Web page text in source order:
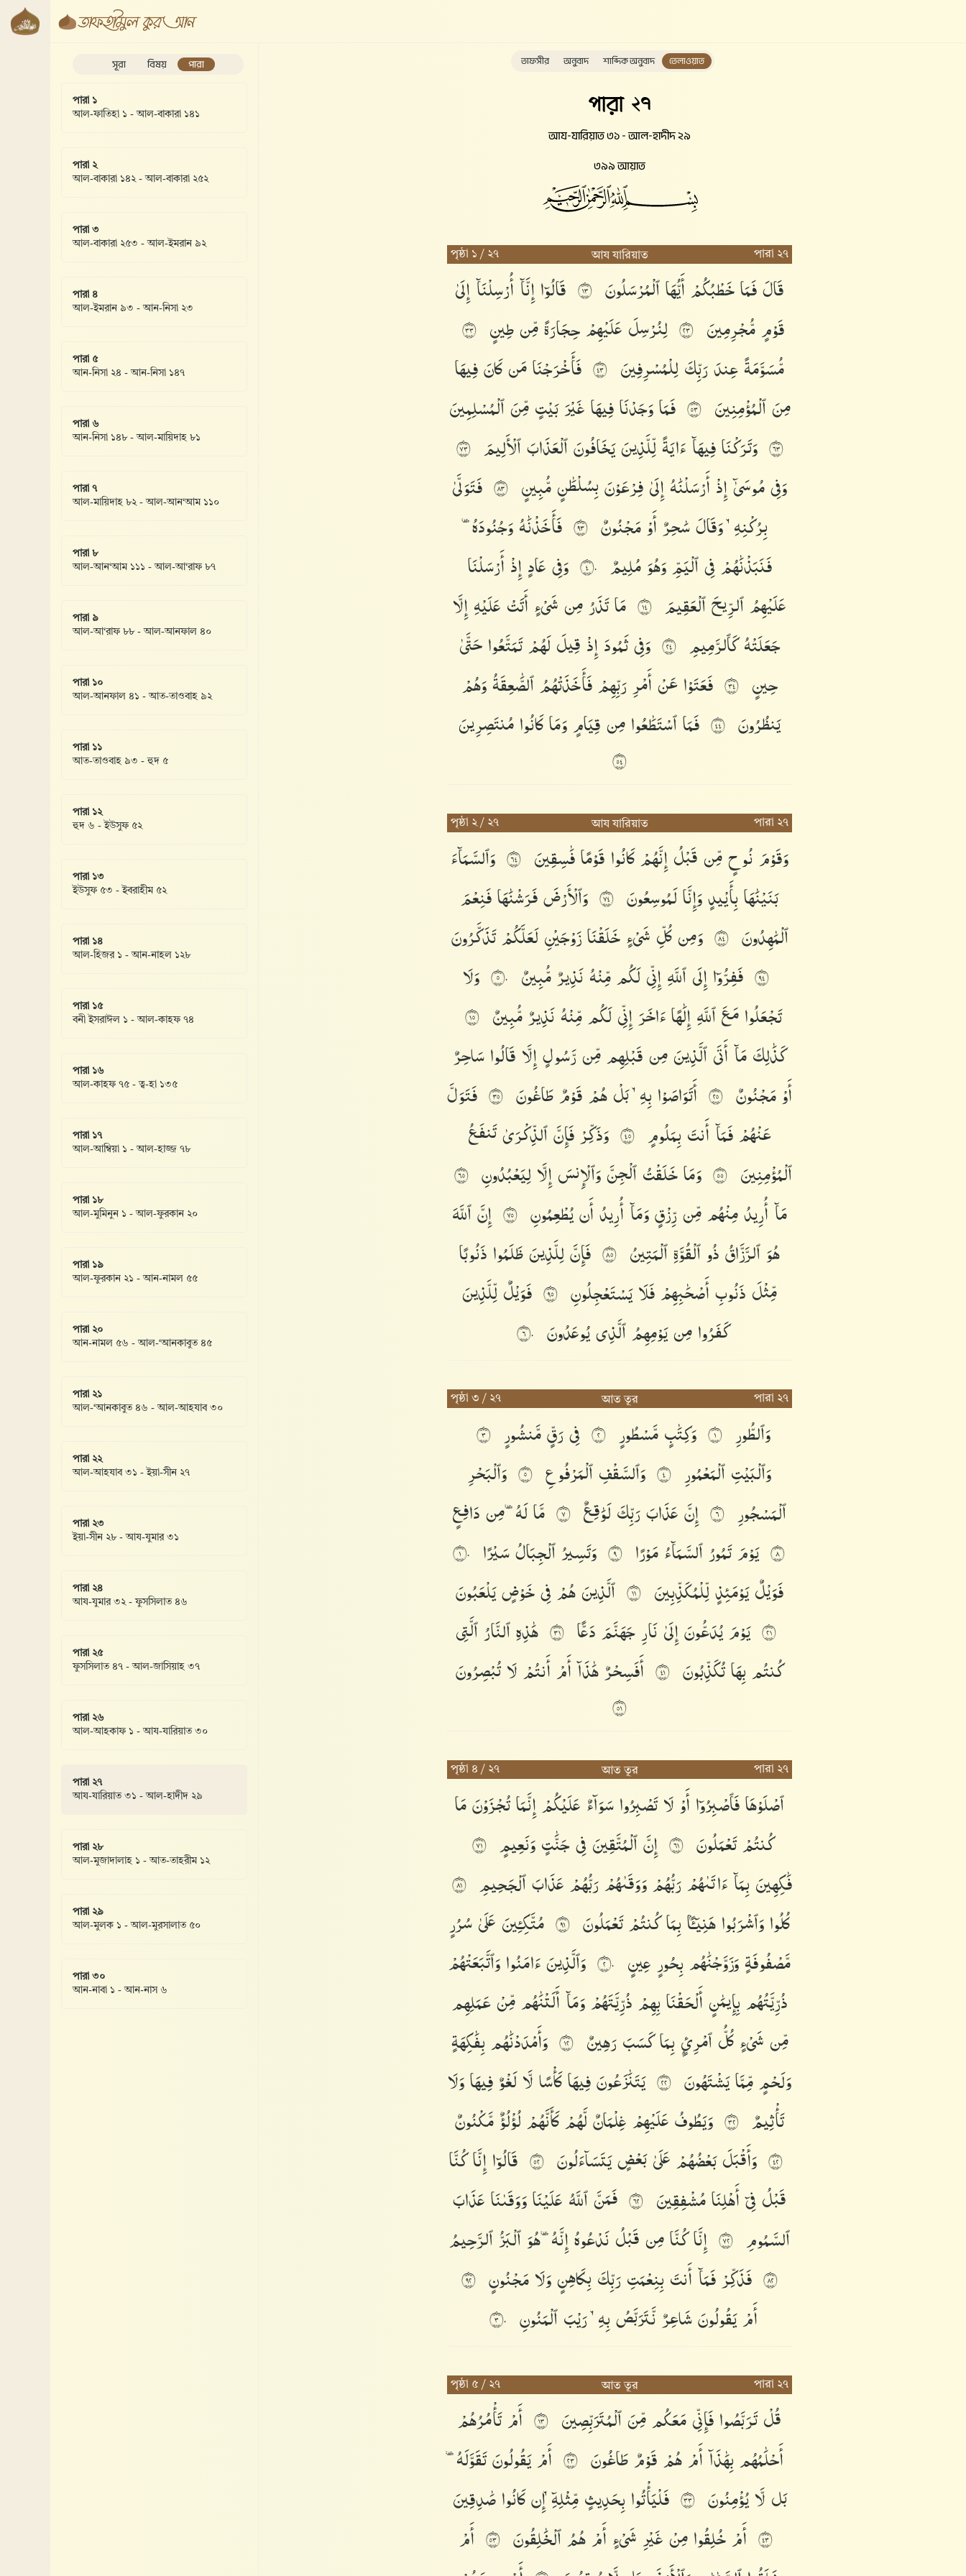
সূরা বিষয় পারা
পারা ১
আল-ফাতিহা ১ - আল-বাকারা ১৪১
পারা ২
আল-বাকারা ১৪২ - আল-বাকারা ২৫২
পারা ৩
আল-বাকারা ২৫৩ - আল-ইমরান ৯২
পারা ৪
আল-ইমরান ৯৩ - আন-নিসা ২৩
পারা ৫
আন-নিসা ২৪ - আন-নিসা ১৪৭
পারা ৬
আন-নিসা ১৪৮ - আল-মায়িদাহ ৮১
পারা ৭
আল-মায়িদাহ ৮২ - আল-আন‘আম ১১০
পারা ৮
আল-আন‘আম ১১১ - আল-আ‘রাফ ৮৭
পারা ৯
আল-আ‘রাফ ৮৮ - আল-আনফাল ৪০
পারা ১০
আল-আনফাল ৪১ - আত-তাওবাহ ৯২
পারা ১১
আত-তাওবাহ ৯৩ - হুদ ৫
পারা ১২
হুদ ৬ - ইউসুফ ৫২
পারা ১৩
ইউসুফ ৫৩ - ইবরাহীম ৫২
পারা ১৪
আল-হিজর ১ - আন-নাহল ১২৮
পারা ১৫
বনী ইসরাঈল ১ - আল-কাহফ ৭৪
পারা ১৬
আল-কাহফ ৭৫ - ত্ব-হা ১৩৫
পারা ১৭
আল-আম্বিয়া ১ - আল-হাজ্জ ৭৮
পারা ১৮
আল-মুমিনুন ১ - আল-ফুরকান ২০
পারা ১৯
আল-ফুরকান ২১ - আন-নামল ৫৫
পারা ২০
আন-নামল ৫৬ - আল-‘আনকাবুত ৪৫
পারা ২১
আল-‘আনকাবুত ৪৬ - আল-আহযাব ৩০
পারা ২২
আল-আহযাব ৩১ - ইয়া-সীন ২৭
পারা ২৩
ইয়া-সীন ২৮ - আয-যুমার ৩১
পারা ২৪
আয-যুমার ৩২ - ফুসসিলাত ৪৬
পারা ২৫
ফুসসিলাত ৪৭ - আল-জাসিয়াহ ৩৭
পারা ২৬
আল-আহকাফ ১ - আয-যারিয়াত ৩০
পারা ২৭
আয-যারিয়াত ৩১ - আল-হাদীদ ২৯
পারা ২৮
আল-মুজাদালাহ ১ - আত-তাহরীম ১২
পারা ২৯
আল-মুলক ১ - আল-মুরসালাত ৫০
পারা ৩০
আন-নাবা ১ - আন-নাস ৬
তাফসীর অনুবাদ শাব্দিক অনুবাদ তেলাওয়াত
পারা ২৭
আয-যারিয়াত ৩১ - আল-হাদীদ ২৯
৩৯৯ আয়াত
আয যারিয়াত
পৃষ্ঠা ১ / ২৭ পারা ২৭
قَالَفَمَاخَطْبُكُمْأَيُّهَاٱلْمُرْسَلُونَ ٣١ قَالُوٓا۟إِنَّآأُرْسِلْنَآإِلَىٰ
قَوْمٍمُّجْرِمِينَ ٣٢ لِنُرْسِلَعَلَيْهِمْحِجَارَةًمِّنطِينٍ ٣٣
مُّسَوَّمَةًعِندَرَبِّكَلِلْمُسْرِفِينَ ٣٤ فَأَخْرَجْنَامَنكَانَفِيهَا
مِنَٱلْمُؤْمِنِينَ ٣٥ فَمَاوَجَدْنَافِيهَاغَيْرَبَيْتٍمِّنَٱلْمُسْلِمِينَ
٣٦ وَتَرَكْنَافِيهَآءَايَةًلِّلَّذِينَيَخَافُونَٱلْعَذَابَٱلْأَلِيمَ ٣٧
وَفِىمُوسَىٰٓإِذْأَرْسَلْنَٰهُإِلَىٰفِرْعَوْنَبِسُلْطَٰنٍمُّبِينٍ ٣٨ فَتَوَلَّىٰ
بِرُكْنِهِۦوَقَالَسَٰحِرٌأَوْمَجْنُونٌ ٣٩ فَأَخَذْنَٰهُوَجُنُودَهُۥ
فَنَبَذْنَٰهُمْفِىٱلْيَمِّوَهُوَمُلِيمٌ ٤٠ وَفِىعَادٍإِذْأَرْسَلْنَا
عَلَيْهِمُٱلرِّيحَٱلْعَقِيمَ ٤١ مَاتَذَرُمِنشَىْءٍأَتَتْعَلَيْهِإِلَّا
جَعَلَتْهُكَٱلرَّمِيمِ ٤٢ وَفِىثَمُودَإِذْقِيلَلَهُمْتَمَتَّعُوا۟حَتَّىٰ
حِينٍ ٤٣ فَعَتَوْا۟عَنْأَمْرِرَبِّهِمْفَأَخَذَتْهُمُٱلصَّٰعِقَةُوَهُمْ
يَنظُرُونَ ٤٤ فَمَاٱسْتَطَٰعُوا۟مِنقِيَامٍوَمَاكَانُوا۟مُنتَصِرِينَ
٤٥
আয যারিয়াত
পৃষ্ঠা ২ / ২৭ পারা ২৭
وَقَوْمَنُوحٍمِّنقَبْلُإِنَّهُمْكَانُوا۟قَوْمًافَٰسِقِينَ ٤٦ وَٱلسَّمَآءَ
بَنَيْنَٰهَابِأَيْي۟دٍوَإِنَّالَمُوسِعُونَ ٤٧ وَٱلْأَرْضَفَرَشْنَٰهَافَنِعْمَ
ٱلْمَٰهِدُونَ ٤٨ وَمِنكُلِّشَىْءٍخَلَقْنَازَوْجَيْنِلَعَلَّكُمْتَذَكَّرُونَ
٤٩ فَفِرُّوٓا۟إِلَىٱللَّهِإِنِّىلَكُممِّنْهُنَذِيرٌمُّبِينٌ ٥٠ وَلَا
تَجْعَلُوا۟مَعَٱللَّهِإِلَٰهًاءَاخَرَإِنِّىلَكُممِّنْهُنَذِيرٌمُّبِينٌ ٥١
كَذَٰلِكَمَآأَتَىٱلَّذِينَمِنقَبْلِهِممِّنرَّسُولٍإِلَّاقَالُوا۟سَاحِرٌ
أَوْمَجْنُونٌ ٥٢ أَتَوَاصَوْا۟بِهِۦبَلْهُمْقَوْمٌطَاغُونَ ٥٣ فَتَوَلَّ
عَنْهُمْفَمَآأَنتَبِمَلُومٍ ٥٤ وَذَكِّرْفَإِنَّٱلذِّكْرَىٰتَنفَعُ
ٱلْمُؤْمِنِينَ ٥٥ وَمَاخَلَقْتُٱلْجِنَّوَٱلْإِنسَإِلَّالِيَعْبُدُونِ ٥٦
مَآأُرِيدُمِنْهُممِّنرِّزْقٍوَمَآأُرِيدُأَنيُطْعِمُونِ ٥٧ إِنَّٱللَّهَ
هُوَٱلرَّزَّاقُذُوٱلْقُوَّةِٱلْمَتِينُ ٥٨ فَإِنَّلِلَّذِينَظَلَمُوا۟ذَنُوبًا
مِّثْلَذَنُوبِأَصْحَٰبِهِمْفَلَايَسْتَعْجِلُونِ ٥٩ فَوَيْلٌلِّلَّذِينَ
كَفَرُوا۟مِنيَوْمِهِمُٱلَّذِىيُوعَدُونَ ٦٠
আত তূর
পৃষ্ঠা ৩ / ২৭ পারা ২৭
وَٱلطُّورِ ١ وَكِتَٰبٍمَّسْطُورٍ ٢ فِىرَقٍّمَّنشُورٍ ٣
وَٱلْبَيْتِٱلْمَعْمُورِ ٤ وَٱلسَّقْفِٱلْمَرْفُوعِ ٥ وَٱلْبَحْرِ
ٱلْمَسْجُورِ ٦ إِنَّعَذَابَرَبِّكَلَوَٰقِعٌ ٧ مَّالَهُۥمِندَافِعٍ
٨ يَوْمَتَمُورُٱلسَّمَآءُمَوْرًا ٩ وَتَسِيرُٱلْجِبَالُسَيْرًا ١٠
فَوَيْلٌيَوْمَئِذٍلِّلْمُكَذِّبِينَ ١١ ٱلَّذِينَهُمْفِىخَوْضٍيَلْعَبُونَ
١٢ يَوْمَيُدَعُّونَإِلَىٰنَارِجَهَنَّمَدَعًّا ١٣ هَٰذِهِٱلنَّارُٱلَّتِى
كُنتُمبِهَاتُكَذِّبُونَ ١٤ أَفَسِحْرٌهَٰذَآأَمْأَنتُمْلَاتُبْصِرُونَ
١٥
আত তূর
পৃষ্ঠা ৪ / ২৭ পারা ২৭
ٱصْلَوْهَافَٱصْبِرُوٓا۟أَوْلَاتَصْبِرُوا۟سَوَآءٌعَلَيْكُمْإِنَّمَاتُجْزَوْنَمَا
كُنتُمْتَعْمَلُونَ ١٦ إِنَّٱلْمُتَّقِينَفِىجَنَّٰتٍوَنَعِيمٍ ١٧
فَٰكِهِينَبِمَآءَاتَىٰهُمْرَبُّهُمْوَوَقَىٰهُمْرَبُّهُمْعَذَابَٱلْجَحِيمِ ١٨
كُلُوا۟وَٱشْرَبُوا۟هَنِيٓـًٔۢابِمَاكُنتُمْتَعْمَلُونَ ١٩ مُتَّكِـِٔينَعَلَىٰسُرُرٍ
مَّصْفُوفَةٍوَزَوَّجْنَٰهُمبِحُورٍعِينٍ ٢٠ وَٱلَّذِينَءَامَنُوا۟وَٱتَّبَعَتْهُمْ
ذُرِّيَّتُهُمبِإِيمَٰنٍأَلْحَقْنَابِهِمْذُرِّيَّتَهُمْوَمَآأَلَتْنَٰهُممِّنْعَمَلِهِم
مِّنشَىْءٍكُلُّٱمْرِئٍۭبِمَاكَسَبَرَهِينٌ ٢١ وَأَمْدَدْنَٰهُمبِفَٰكِهَةٍ
وَلَحْمٍمِّمَّايَشْتَهُونَ ٢٢ يَتَنَٰزَعُونَفِيهَاكَأْسًالَّالَغْوٌفِيهَاوَلَا
تَأْثِيمٌ ٢٣ وَيَطُوفُعَلَيْهِمْغِلْمَانٌلَّهُمْكَأَنَّهُمْلُؤْلُؤٌمَّكْنُونٌ
٢٤ وَأَقْبَلَبَعْضُهُمْعَلَىٰبَعْضٍيَتَسَآءَلُونَ ٢٥ قَالُوٓا۟إِنَّاكُنَّا
قَبْلُفِىٓأَهْلِنَامُشْفِقِينَ ٢٦ فَمَنَّٱللَّهُعَلَيْنَاوَوَقَىٰنَاعَذَابَ
ٱلسَّمُومِ ٢٧ إِنَّاكُنَّامِنقَبْلُنَدْعُوهُإِنَّهُۥهُوَٱلْبَرُّٱلرَّحِيمُ
٢٨ فَذَكِّرْفَمَآأَنتَبِنِعْمَتِرَبِّكَبِكَاهِنٍوَلَامَجْنُونٍ ٢٩
أَمْيَقُولُونَشَاعِرٌنَّتَرَبَّصُبِهِۦرَيْبَٱلْمَنُونِ ٣٠
আত তূর
পৃষ্ঠা ৫ / ২৭ পারা ২৭
قُلْتَرَبَّصُوا۟فَإِنِّىمَعَكُممِّنَٱلْمُتَرَبِّصِينَ ٣١ أَمْتَأْمُرُهُمْ
أَحْلَٰمُهُمبِهَٰذَآأَمْهُمْقَوْمٌطَاغُونَ ٣٢ أَمْيَقُولُونَتَقَوَّلَهُۥ
بَللَّايُؤْمِنُونَ ٣٣ فَلْيَأْتُوا۟بِحَدِيثٍمِّثْلِهِۦٓإِنكَانُوا۟صَٰدِقِينَ
٣٤ أَمْخُلِقُوا۟مِنْغَيْرِشَىْءٍأَمْهُمُٱلْخَٰلِقُونَ ٣٥ أَمْ